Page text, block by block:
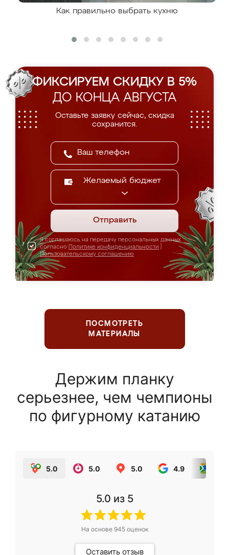
Как правильно выбрать кухню
ФИКСИРУЕМ СКИДКУ В 5%
ДО КОНЦА АВГУСТА
Оставьте заявку сейчас, скидка
сохранится.
Желаемый бюджет
Отправить
Я соглашаюсь на передачу персональных данных
согласно Политике конфиденциальности
Пользовательскому соглашению
ПОСМОТРЕТЬ
МАТЕРИАЛЫ
Держим планку
серьезнее, чем чемпионы
по фигурному катанию
5.0 5.0 5.0 4.9
5.0 из 5
На основе 945оценок
Оставить отзыв